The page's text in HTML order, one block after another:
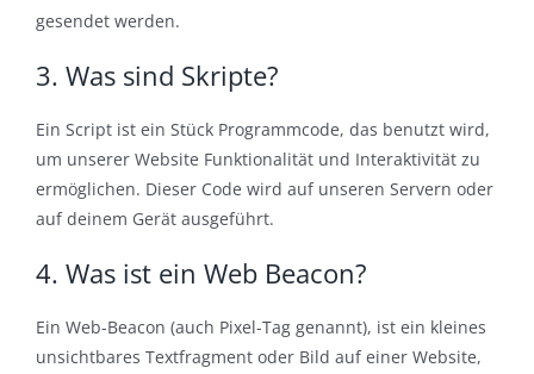
gesendet werden.
3. Was sind Skripte?
Ein Script ist ein Stück Programmcode, das benutzt wird,
um unserer Website Funktionalität und Interaktivität zu
ermöglichen. Dieser Code wird auf unseren Servern oder
auf deinem Gerät ausgeführt.
4. Was ist ein Web Beacon?
Ein Web-Beacon (auch Pixel-Tag genannt), ist ein kleines
unsichtbares Textfragment oder Bild auf einer Website,